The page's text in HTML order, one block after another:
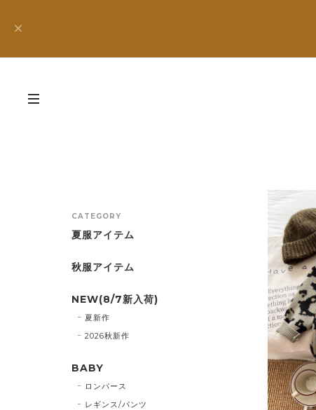
CATEGORY
夏服アイテム
秋服アイテム
NEW(8/7新入荷)
夏新作
2026秋新作
BABY
ロンパース
レギンス/パンツ